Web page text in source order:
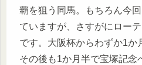
覇を狙う同馬。もちろん今
ていますが、さすがにロー
です。大阪杯からわずか1か
その後も1か月半で宝塚記念